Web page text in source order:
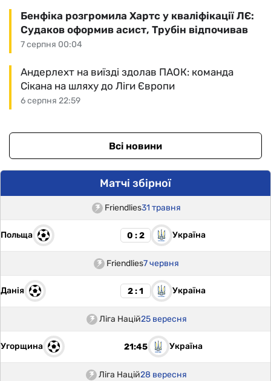
7 серпня 00:04
Бенфіка розгромила Хартс у кваліфікації ЛЄ:
Судаков оформив асист, Трубін відпочивав
6 серпня 22:59
Андерлехт на виїзді здолав ПАОК: команда
Сікана на шляху до Ліги Європи
Всі новини
Матчі збірної
Friendlies31 травня
Польща 0 : 2 Україна
Friendlies7 червня
Данія 2 : 1 Україна
Ліга Націй25 вересня
Угорщина 21:45 Україна
Ліга Націй28 вересня